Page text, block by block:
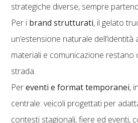
strategiche diverse, sempre
Per i brand strutturati, il gelato
un’estensione naturale dell’identità
materiali e comunicazione restano
strada.
Pereventi e format temporanei,
centrale: veicoli progettati per
contesti stagionali, fiere ed eventi,